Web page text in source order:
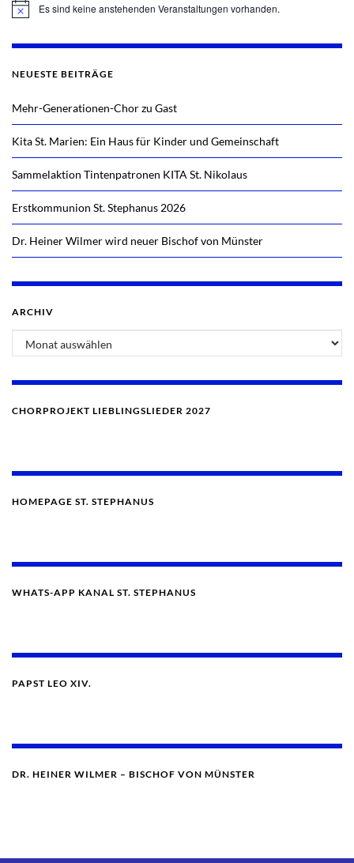
HinweisEs sind keine anstehenden Veranstaltungen vorhanden.
NEUESTE BEITRÄGE
Mehr-Generationen-Chor zu Gast
Kita St. Marien: Ein Haus für Kinder und Gemeinschaft
Sammelaktion Tintenpatronen KITA St. Nikolaus
Erstkommunion St. Stephanus 2026
Dr. Heiner Wilmer wird neuer Bischof von Münster
ARCHIV
Archiv
CHORPROJEKT LIEBLINGSLIEDER 2027
HOMEPAGE ST. STEPHANUS
WHATS-APP KANAL ST. STEPHANUS
PAPST LEO XIV.
DR. HEINER WILMER – BISCHOF VON MÜNSTER